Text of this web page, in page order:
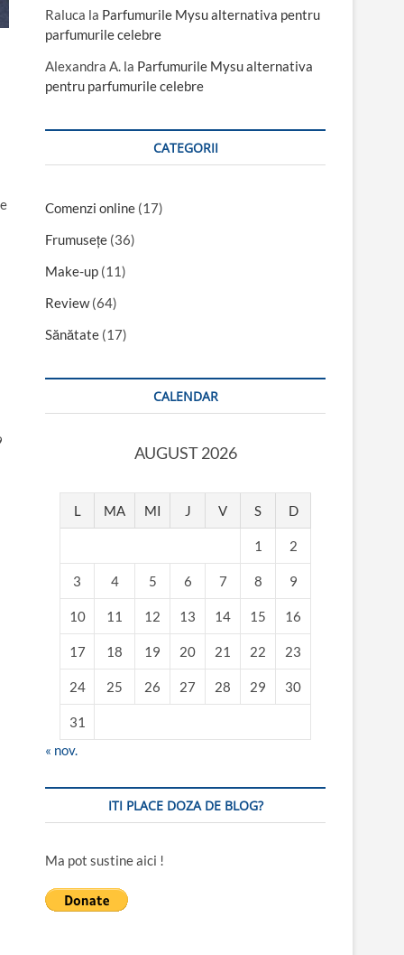
Raluca la Parfumurile Mysu alternativa pentru
parfumurile celebre
Alexandra A. la Parfumurile Mysu alternativa
pentru parfumurile celebre
CATEGORII
Comenzi online (17)
Frumusețe (36)
Make-up (11)
Review(64)
Sănătate (17)
CALENDAR
AUGUST 2026
L MA MI J V S D
1 2
3 4 5 6 7 8 9
10 11 12 13 14 15 16
17 18 19 20 21 22 23
24 25 26 27 28 29 30
31
« nov.
ITI PLACE DOZA DE BLOG?
Ma pot sustine aici !